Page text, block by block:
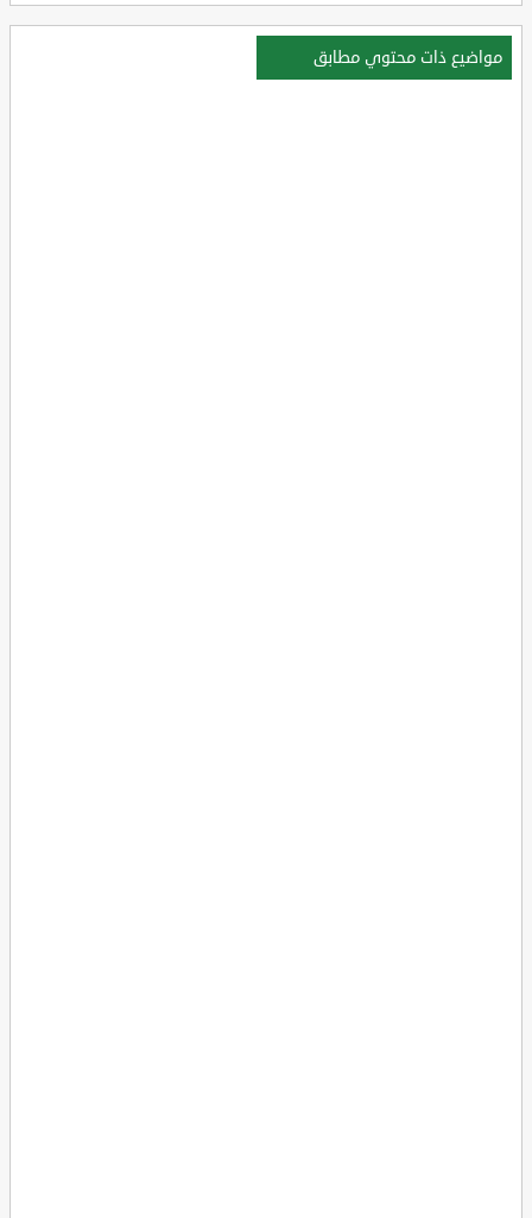
مواضيع ذات محتوي مطابق